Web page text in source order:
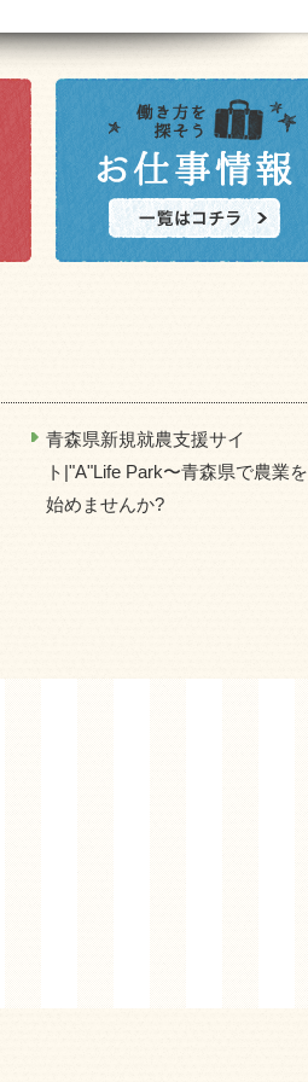
青森県新規就農支援サイ
ト|"A"Life Park〜青森県で農業を
始めませんか?